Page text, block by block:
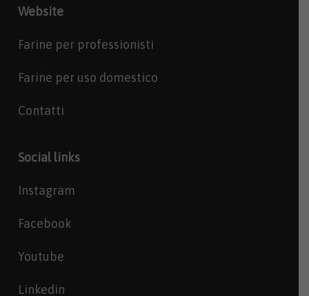
Website
Farine per professionisti
Farine per uso domestico
Contatti
Social links
Instagram
Facebook
Youtube
Linkedin